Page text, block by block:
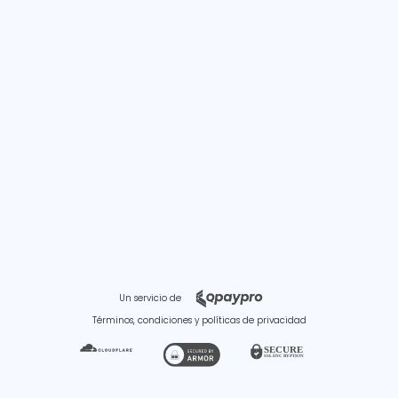
Un servicio de
Términos, condiciones y políticas de privacidad